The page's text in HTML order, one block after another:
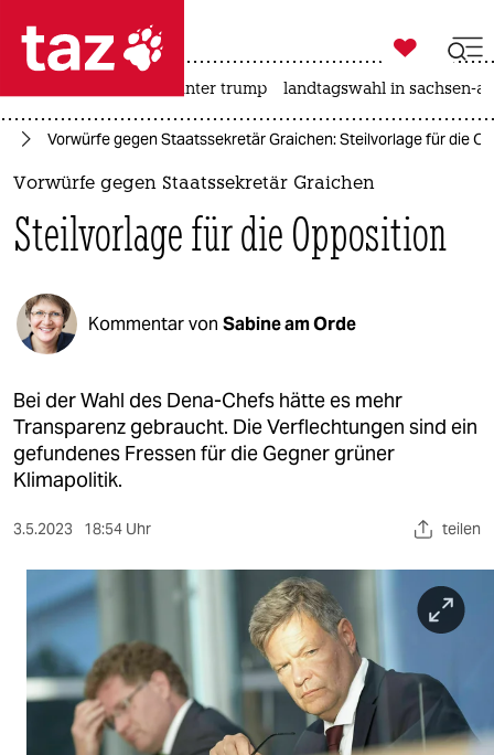
 taz zahl ich
taz zahl ich
politik
öko
gesellschaft
kultur
sport
berlin
wahrheit
verlag
verlag
veranstaltungen

taz zahl ich
usa unter trump landtagswahl in sachsen-
Vorwürfe gegen Staatssekretär Graichen: Steilvorlage für die
Vorwürfe gegen Staatssekretär Graichen
Steilvorlage für die Opposition
Kommentar von Sabine am Orde
Bei der Wahl des Dena-Chefs hätte es mehr
Transparenz gebraucht. Die Verflechtungen sind ein
gefundenes Fressen für die Gegner grüner
Klimapolitik.
3.5.2023 18:54 Uhr teilen